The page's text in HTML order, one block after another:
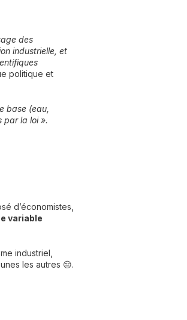
des
industrielle, et
politique et
base (eau,
par la loi ».
d’économistes,
variable
industriel,
les autres 😔.